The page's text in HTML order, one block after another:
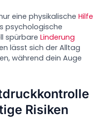
eine physikalischeHilfe
psychologische
spürbareLinderung
lässt sich der Alltag
während dein Auge
Risiken